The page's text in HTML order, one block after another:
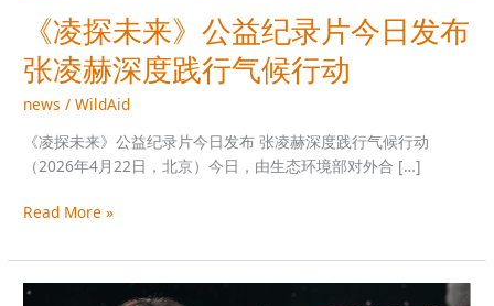
《凌探未来》公益纪录片今日发布
张凌赫深度践行气候行动
news /WildAid
《凌探未来》公益纪录片今日发布 张凌赫深度践行气候行动
（2026年4月22日，北京）今日，由生态环境部对外合 […]
赫
深
度
践
行
候
动
Read More »
地